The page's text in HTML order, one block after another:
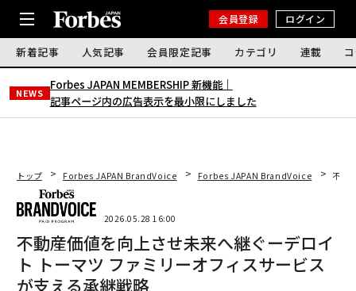
会員登録 ログイン
新着記事 人気記事 会員限定記事 カテゴリ 連載
NEWS
Forbes JAPAN MEMBERSHIP 新機能｜
記事ページ内の広告表示を最小限にしました
トップ Forbes JAPAN BrandVoice Forbes JAPAN BrandVoice 不動
2026.05.28 16:00
不動産価値を向上させ未来へ継ぐーデロイ
ト トーマツ ファミリーオフィスサービス
が支える承継戦略